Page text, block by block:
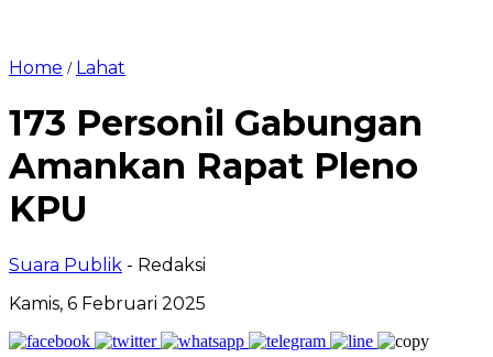
Home / Lahat
173 Personil Gabungan
Amankan Rapat Pleno
KPU
Suara Publik - Redaksi
Kamis, 6 Februari 2025